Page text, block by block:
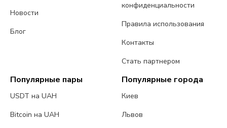
Новости
Блог
конфиденциальности
Правила использования
Контакты
Стать партнером
Популярные пары
USDT на UAH
Bitcoin на UAH
Популярные города
Киев
Львов